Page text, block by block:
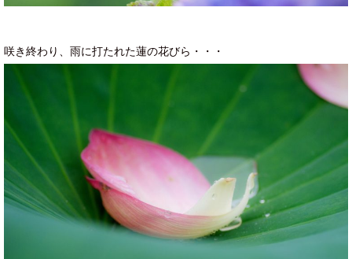
咲き終わり、雨に打たれた蓮の花びら・・・